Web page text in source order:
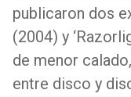
publicaron dos
(2004) y
de menor
entre disco y